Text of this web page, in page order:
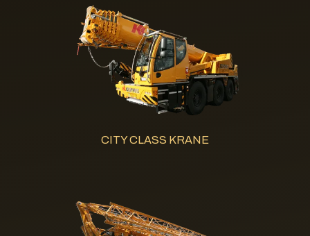
CITY CLASS KRANE